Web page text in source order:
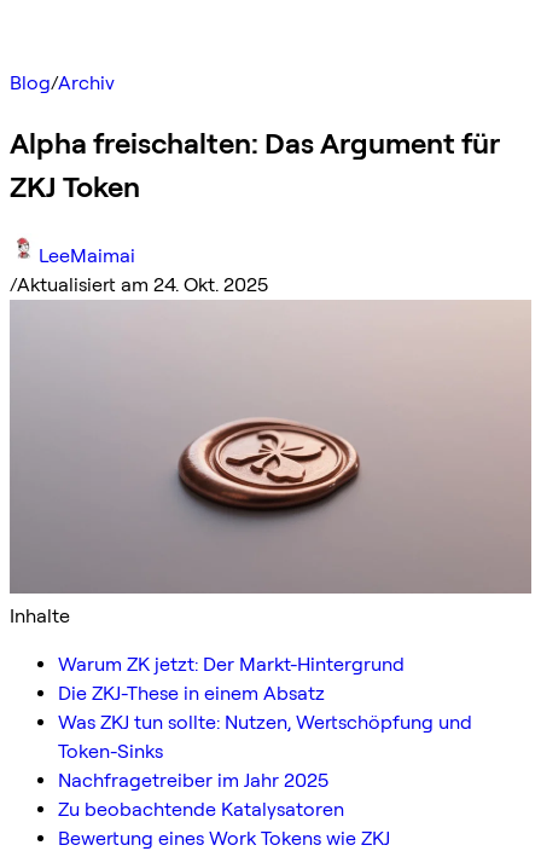
Blog/Archiv
Alpha freischalten: Das Argument für
ZKJ Token
LeeMaimai
/Aktualisiert am 24. Okt. 2025
Inhalte
Warum ZK jetzt: Der Markt-Hintergrund
Die ZKJ-These in einem Absatz
Was ZKJ tun sollte: Nutzen, Wertschöpfung und
Token-Sinks
Nachfragetreiber im Jahr 2025
Zu beobachtende Katalysatoren
Bewertung eines Work Tokens wie ZKJ